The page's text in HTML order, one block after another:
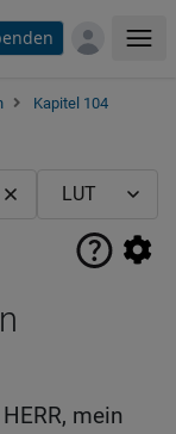
Kapitel 104
mein